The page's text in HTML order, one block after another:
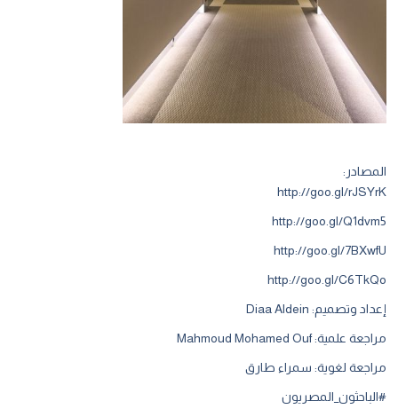
المصادر:
http://goo.gl/rJSYrK
http://goo.gl/Q1dvm5
http://goo.gl/7BXwfU
http://goo.gl/C6TkQo
إعداد وتصميم: Diaa Aldein
مراجعة علمية: Mahmoud Mohamed Ouf
مراجعة لغوية: سمراء طارق
#الباحثون_المصريون